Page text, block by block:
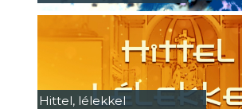
Hittel, lélekkel